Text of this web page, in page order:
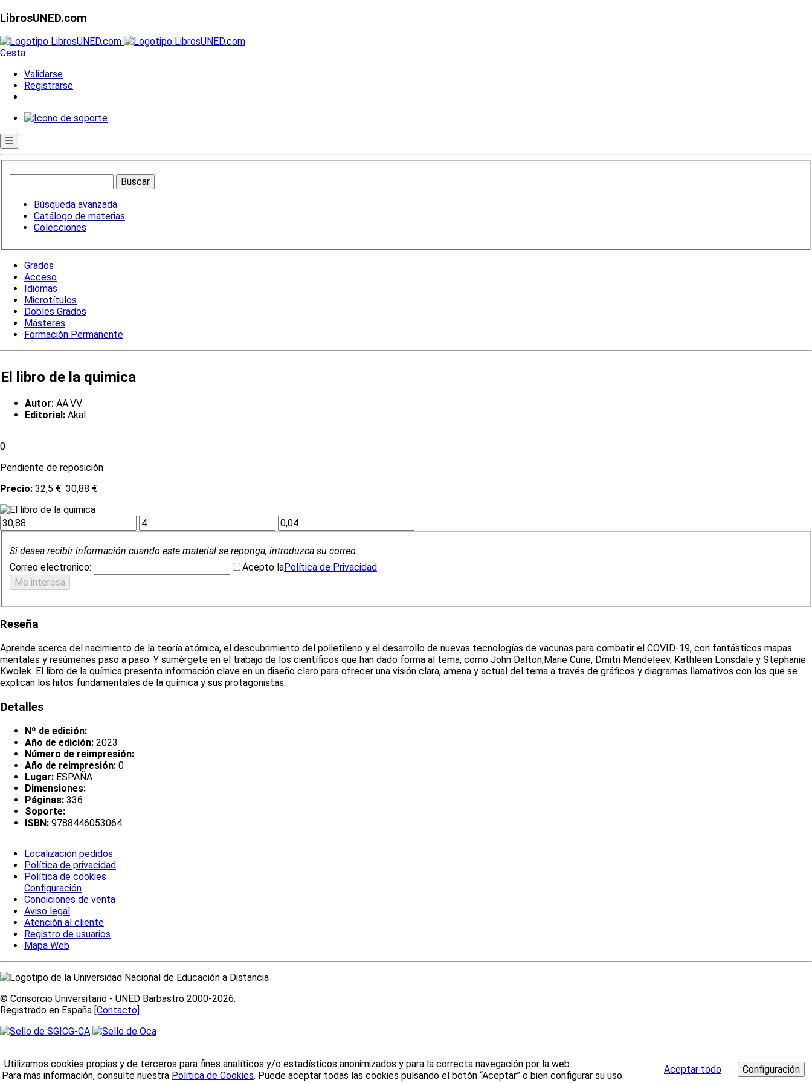
LibrosUNED.com
Cesta
Validarse
Registrarse
☰
Búsqueda avanzada
Catálogo de materias
Colecciones
Grados
Acceso
Idiomas
Microtítulos
Dobles Grados
Másteres
Formación Permanente
El libro de la quimica
Autor: AA.VV.
Editorial: Akal
0
Pendiente de reposición
Precio: 32,5 € 30,88 €
Si desea recibir información cuando este material se reponga, introduzca su correo..
Correo electronico:
Acepto laPolítica de Privacidad
Reseña
Aprende acerca del nacimiento de la teoría atómica, el descubrimiento del polietileno y el desarrollo de nuevas tecnologías de vacunas para combatir el COVID-19, con fantásticos mapas
mentales y resúmenes paso a paso. Y sumérgete en el trabajo de los científicos que han dado forma al tema, como John Dalton,Marie Curie, Dmitri Mendeleev, Kathleen Lonsdale y Stephanie
Kwolek. El libro de la química presenta información clave en un diseño claro para ofrecer una visión clara, amena y actual del tema a través de gráficos y diagramas llamativos con los que se
explican los hitos fundamentales de la química y sus protagonistas.
Detalles
Nº de edición:
Año de edición: 2023
Número de reimpresión:
Año de reimpresión: 0
Lugar: ESPAÑA
Dimensiones:
Páginas: 336
Soporte:
ISBN: 9788446053064
Localización pedidos
Política de privacidad
Política de cookies
Configuración
Condiciones de venta
Aviso legal
Atención al cliente
Registro de usuarios
Mapa Web
© Consorcio Universitario - UNED Barbastro 2000-2026.
Registrado en España [Contacto]
Utilizamos cookies propias y de terceros para fines analíticos y/o estadísticos anonimizados y para la correcta navegación por la web.
Para más información, consulte nuestra Politica de Cookies. Puede aceptar todas las cookies pulsando el botón “Aceptar” o bien configurar su uso.
Aceptar todo